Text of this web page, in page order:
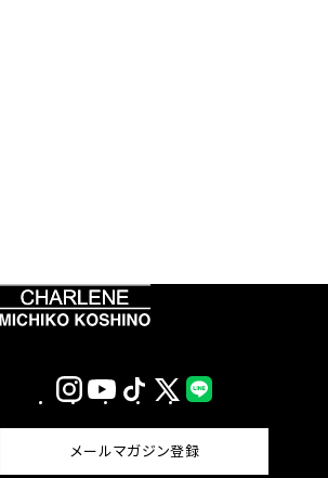
InstagramYouTubeTikTok X
(Twitter)
メールマガジン登録